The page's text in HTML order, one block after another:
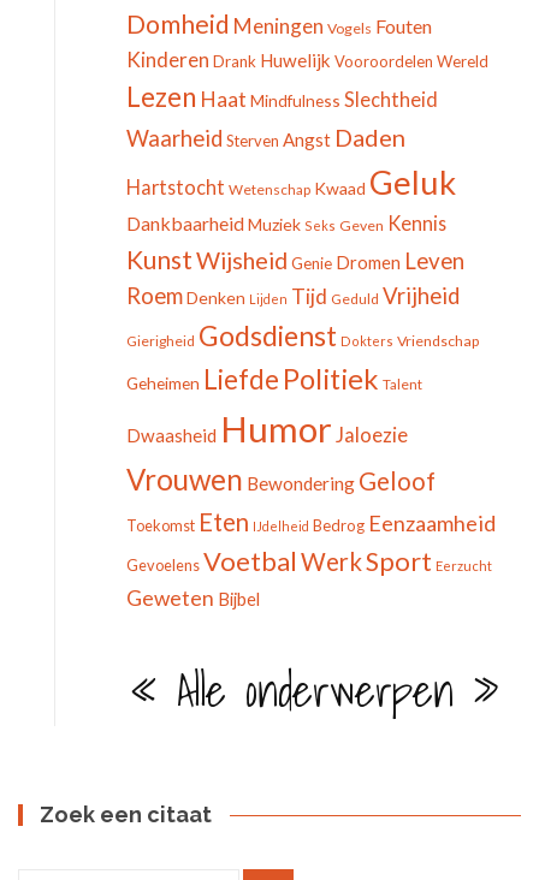
Domheid Meningen Vogels Fouten
Kinderen Drank Huwelijk Vooroordelen Wereld
Lezen Haat Mindfulness Slechtheid
Waarheid Sterven Angst Daden
Hartstocht Wetenschap Kwaad Geluk
DankbaarheidMuziek Seks Geven Kennis
KunstWijsheid Genie Dromen Leven
RoemDenken Lijden Tijd Geduld Vrijheid
Gierigheid Godsdienst Dokters Vriendschap
Geheimen Liefde Politiek Talent
Dwaasheid HumorJaloezie
Vrouwen Bewondering Geloof
Toekomst Eten IJdelheid Bedrog Eenzaamheid
GevoelensVoetbal WerkSport Eerzucht
Geweten Bijbel
« Alle onderwerpen »
Zoek een citaat